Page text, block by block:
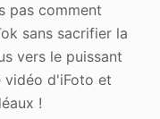
pas comment
sans sacrifier la
vers le puissant
vidéo d'iFoto et
!